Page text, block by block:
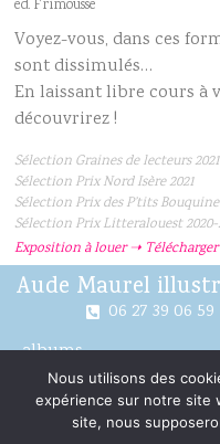
ed. Frimousse
Voyez-vous, dans ces
sont dissimulés…
En laissant libre cours à
découvrirez !
Sélection Graines de lecteurs
Sélection Prix Nord Isère 2021
Sélection Prix des P’tits
Sélection Prix Litteralouest 2020-
Exposition à louer ➝
Aude Maurel
06 27 39 06 59
albums
illustrations
me
Nous utilisons des
expérience sur notre site
site, nous